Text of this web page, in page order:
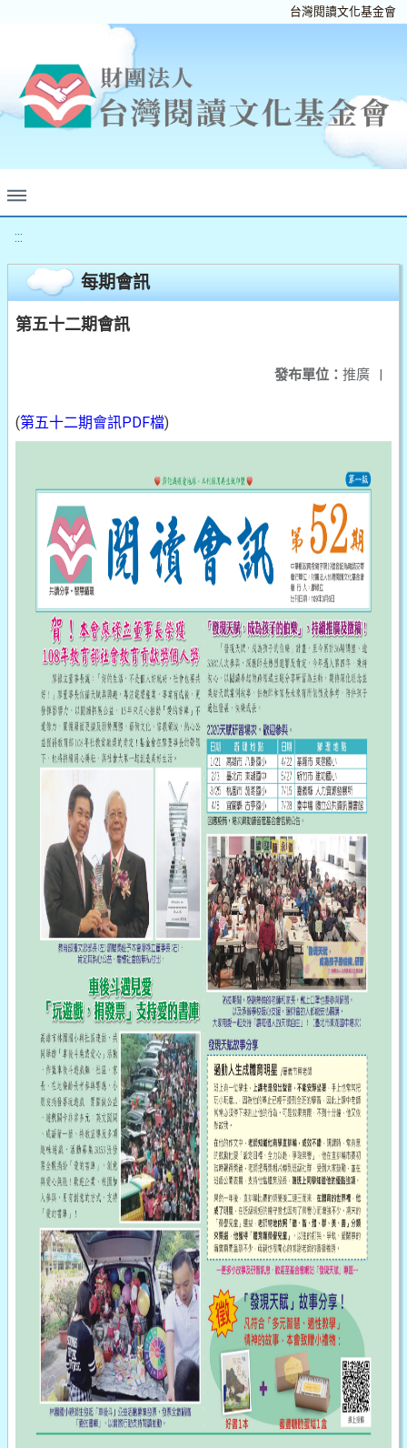
台灣閱讀文化基金會
:::
每期會訊
第五十二期會訊
發布單位： 推廣 |
(第五十二期會訊PDF檔)